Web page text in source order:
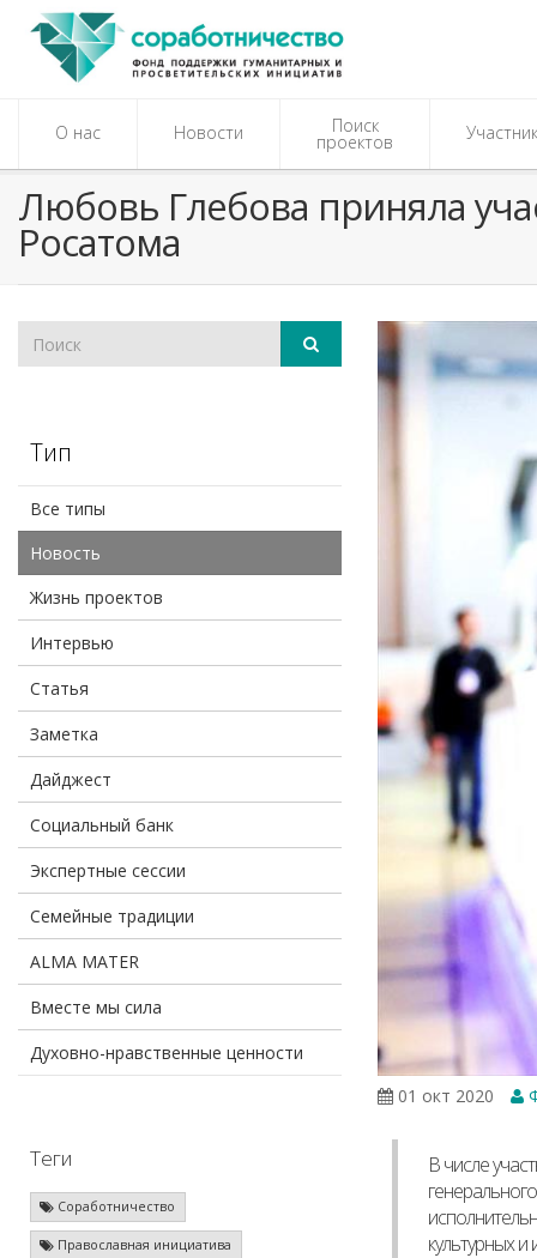
О нас Новости Поиск
проектов
​Любовь Глебова приняла
Росатома
Тип
Все типы
Новость
Жизнь проектов
Интервью
Статья
Заметка
Дайджест
Социальный банк
Экспертные сессии
Семейные традиции
ALMA MATER
Вместе мы сила
Духовно-нравственные ценности
Теги
Соработничество
Православная инициатива
01 окт 2020
В числе
культурных